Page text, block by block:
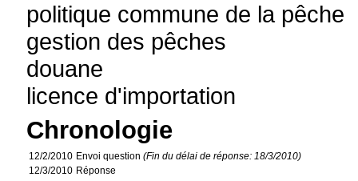
politique commune de la pêche
gestion des pêches
douane
licence d'importation
Chronologie
12/2/2010 Envoi question(Fin du délai de réponse: 18/3/2010)
12/3/2010 Réponse